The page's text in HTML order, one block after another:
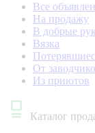
Все
На продажу
В добрые
Вязка
От
Из приютов
Каталог